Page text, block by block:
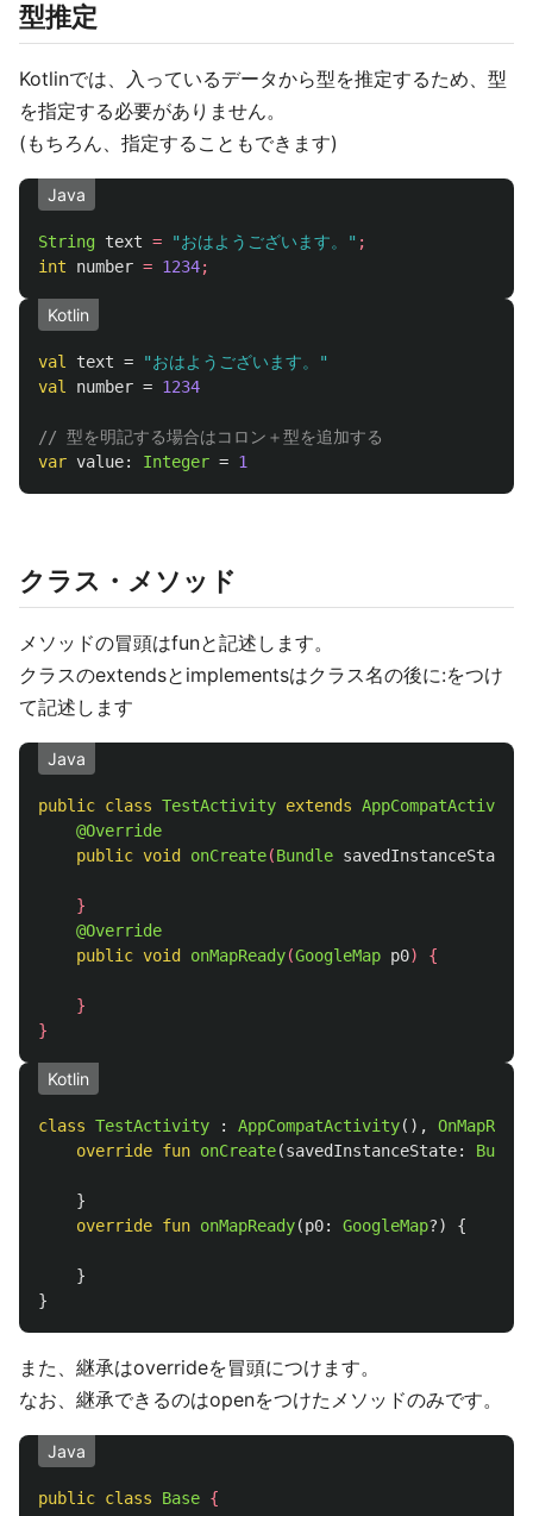
型推定
Kotlinでは、入っているデータから型を推定するため、型
を指定する必要がありません。
(もちろん、指定することもできます)
Java
String text = "おはようございます。" ;
int
number = 1234;
Kotlin
val text =
"おはようございます。"
val
number = 1234
// 型を明記する場合はコロン＋型を追加する
var value: Integer = 1
クラス・メソッド
メソッドの冒頭はfunと記述します。
クラスのextendsとimplementsはクラス名の後に:をつけ
て記述します
Java
public class TestActivity extends AppCompatActivity
@Override
public void onCreate(Bundle savedInstanceState
}
@Override
public void onMapReady(GoogleMap p0) {
}
}
Kotlin
class TestActivity : AppCompatActivity(),
override fun onCreate(savedInstanceState: Bundle
}
override fun onMapReady(p0: GoogleMap?) {
}
}
また、継承はoverrideを冒頭につけます。
なお、継承できるのはopenをつけたメソッドのみです。
Java
public class Base {